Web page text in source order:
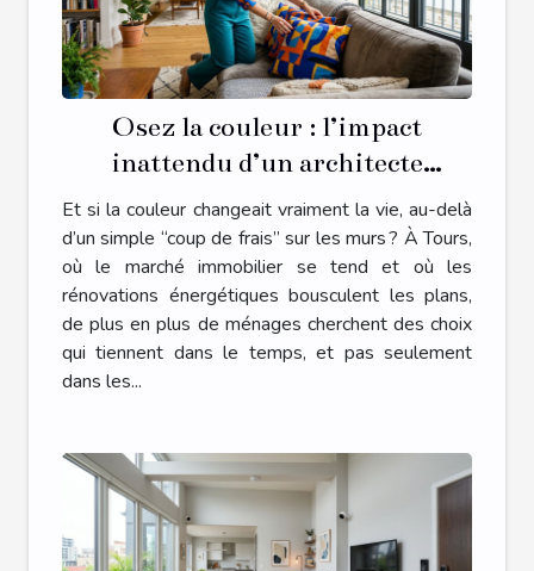
Osez la couleur : l’impact
inattendu d’un architecte
d’intérieur à Tours sur votre
quotidien
Et si la couleur changeait vraiment la vie, au-delà
d’un simple “coup de frais” sur les murs ? À Tours,
où le marché immobilier se tend et où les
rénovations énergétiques bousculent les plans,
de plus en plus de ménages cherchent des choix
qui tiennent dans le temps, et pas seulement
dans les...